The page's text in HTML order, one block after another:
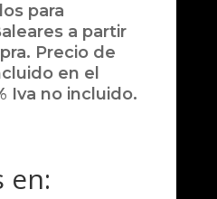
para
a partir
Precio de
en el
Iva no incluido.
en: